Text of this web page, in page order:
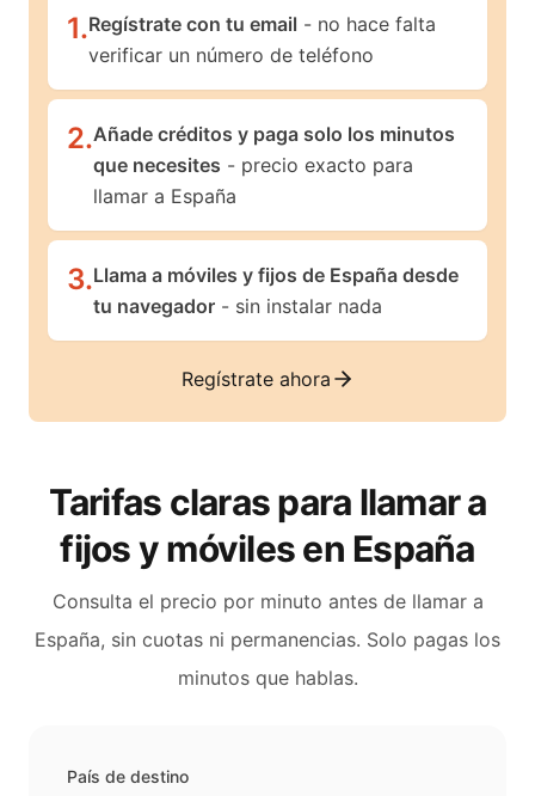
1.Regístrate con tu email - no hace falta
verificar un número de teléfono
2.Añade créditos y paga solo los minutos
que necesites - precio exacto para
llamar a España
3.Llama a móviles y fijos de España desde
tu navegador - sin instalar nada
Regístrate ahora
Tarifas claras para llamar a
fijos y móviles en España
Consulta el precio por minuto antes de llamar a
España, sin cuotas ni permanencias. Solo pagas los
minutos que hablas.
País de destino